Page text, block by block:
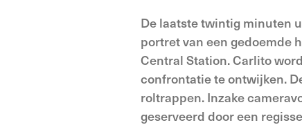
De laatste twintig minuten
portret van een gedoemde
Central Station. Carlito
confrontatie te ontwijken.
roltrappen. Inzake
geserveerd door een